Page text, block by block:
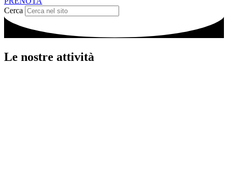
Cerca
Le nostre attività